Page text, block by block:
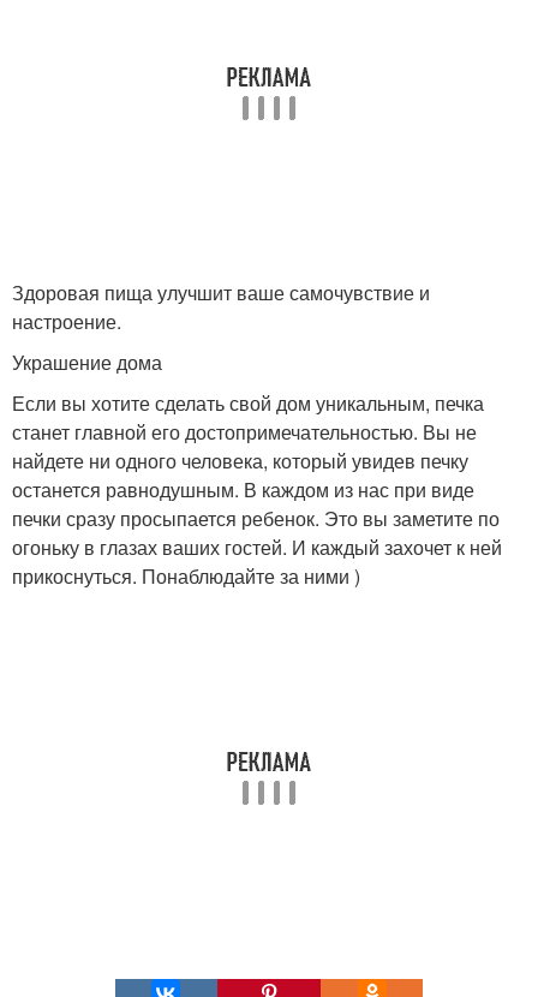
Здоровая пища улучшит ваше самочувствие и
настроение.
Украшение дома
Если вы хотите сделать свой дом уникальным, печка
станет главной его достопримечательностью. Вы не
найдете ни одного человека, который увидев печку
останется равнодушным. В каждом из нас при виде
печки сразу просыпается ребенок. Это вы заметите по
огоньку в глазах ваших гостей. И каждый захочет к ней
прикоснуться. Понаблюдайте за ними )